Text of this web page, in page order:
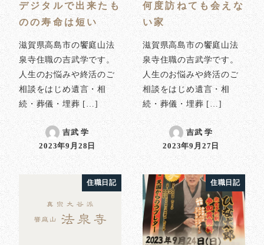
デジタルで出来たも
のの寿命は短い
滋賀県高島市の饗庭山法
泉寺住職の吉武学です。
人生のお悩みや終活のご
相談をはじめ遺言・相
続・葬儀・埋葬 […]
吉武 学
投稿日
2023年9月28日
何度訪ねても会えな
い家
滋賀県高島市の饗庭山法
泉寺住職の吉武学です。
人生のお悩みや終活のご
相談をはじめ遺言・相
続・葬儀・埋葬 […]
吉武 学
投稿日
2023年9月27日
住職日記 住職日記